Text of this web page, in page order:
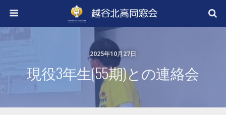
2025年10月27日
現役3年生(55期)との連絡会